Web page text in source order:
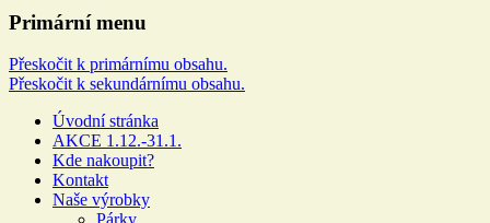
DOLEJŠÍCH
Více než 100 let rodinné tradice
Primární menu
Přeskočit k primárnímu obsahu.
Přeskočit k sekundárnímu obsahu.
Úvodní stránka
AKCE 1.12.-31.1.
Kde nakoupit?
Kontakt
Naše výrobky